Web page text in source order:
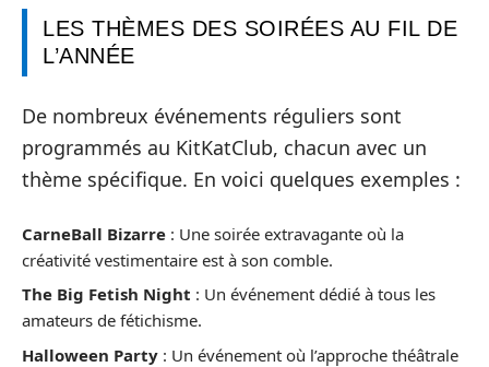
LES THÈMES DES SOIRÉES AU FIL DE
L’ANNÉE
De nombreux événements réguliers sont
programmés au KitKatClub, chacun avec un
thème spécifique. En voici quelques exemples :
CarneBall Bizarre : Une soirée extravagante où la
créativité vestimentaire est à son comble.
The Big Fetish Night : Un événement dédié à tous les
amateurs de fétichisme.
Halloween Party : Un événement où l’approche théâtrale